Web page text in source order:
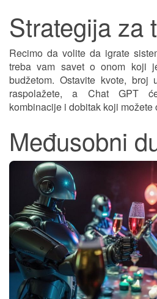
Strategija za
Recimo da volite da igrate
treba vam savet o onom koji
budžetom. Ostavite kvote, broj
raspolažete, a Chat GPT
kombinacije i dobitak koji možete
Međusobni